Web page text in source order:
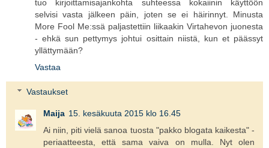
tuo kirjoittamisajankohta suhteessa kokaiinin käyttöön
selvisi vasta jälkeen päin, joten se ei häirinnyt. Minusta
More Fool Me:ssä paljastettiin liikaakin Virtahevon juonesta
- ehkä sun pettymys johtui osittain niistä, kun et päässyt
yllättymään?
Vastaa
Vastaukset
Maija 15. kesäkuuta 2015 klo 16.45
Ai niin, piti vielä sanoa tuosta "pakko blogata kaikesta" -
periaatteesta, että sama vaiva on mulla. Nyt olen